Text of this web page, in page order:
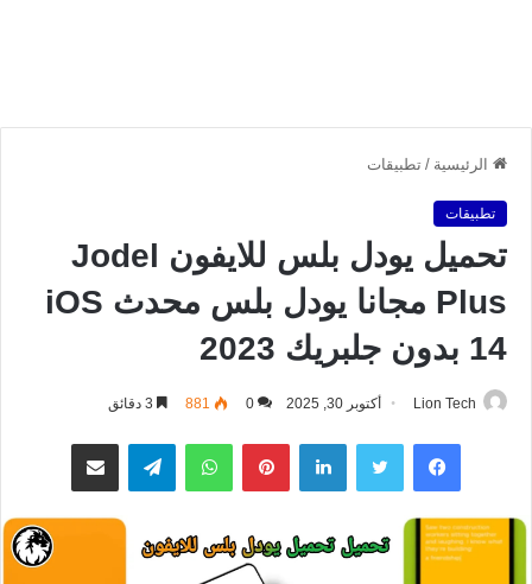
الرئيسية / تطبيقات
تطبيقات
تحميل يودل بلس للايفون Jodel
Plus مجانا يودل بلس محدث iOS
14 بدون جلبريك 2023
Lion Tech أكتوبر 30, 2025 0
881
فيسبوك تويتر لينكدإن بينتيريستواتساب تيلقرام مشاركة عبر البريد